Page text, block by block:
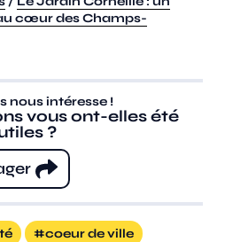
cœur des Champs-
nous intéresse !
vous ont-elles été
?
coeur de ville